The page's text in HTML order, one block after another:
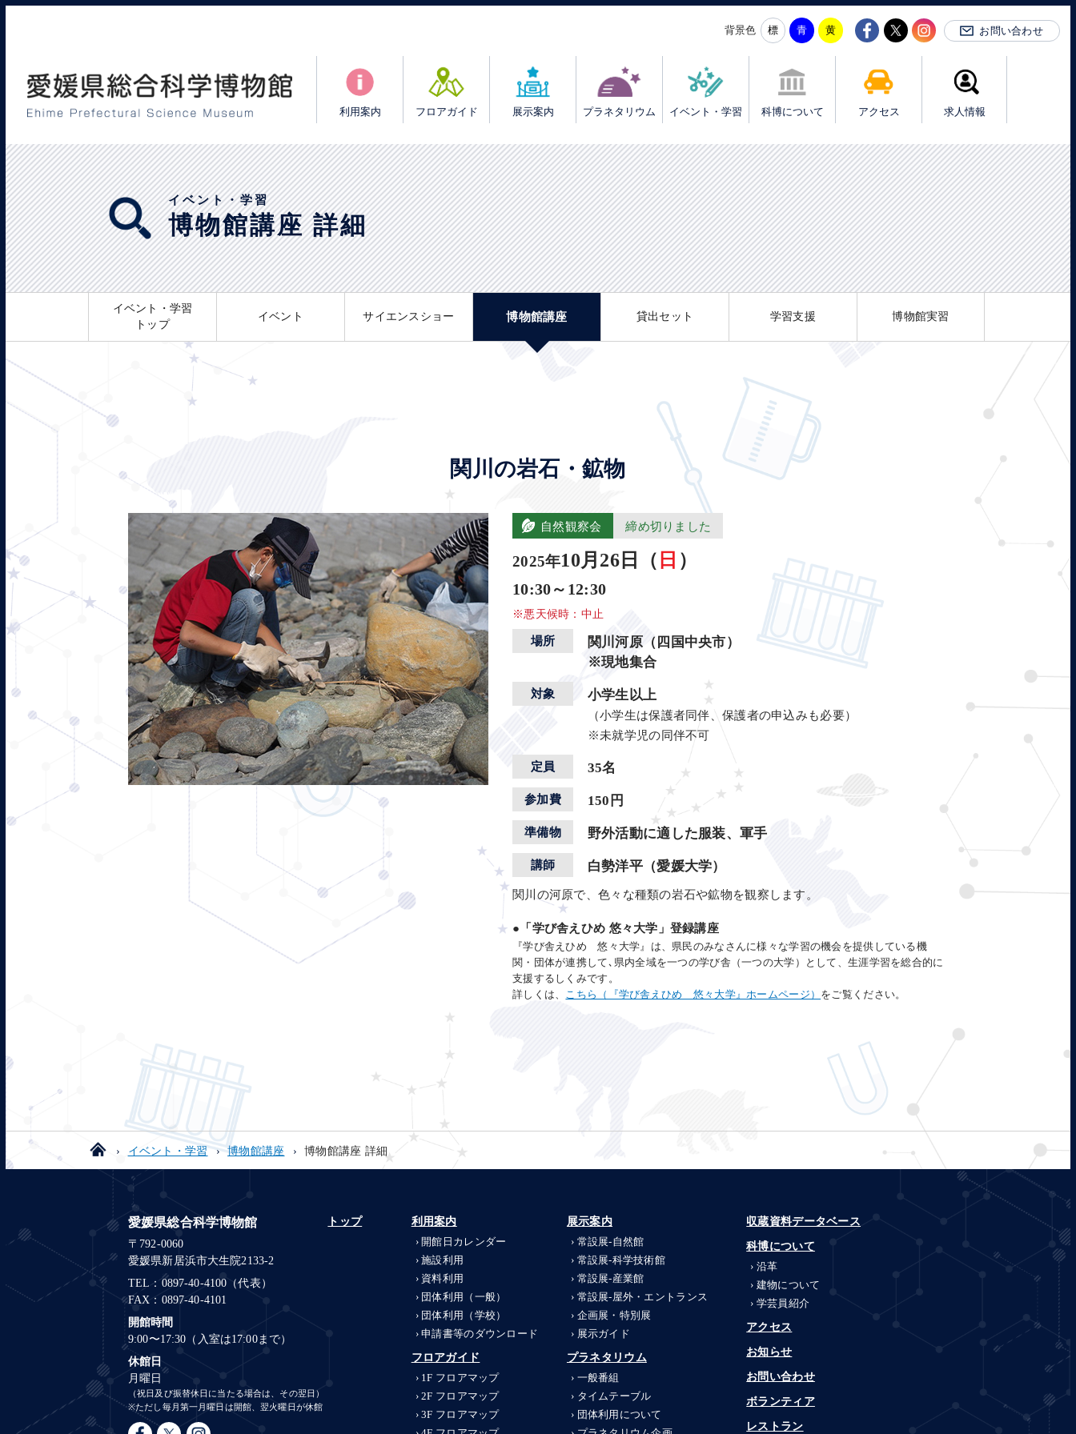
利用案内 フロアガイド 展示案内 プラネタリウム イベント・学習 科博について アクセス 求人情報
背景色 お問い合わせ
イベント・学習
博物館講座 詳細
イベント・学習
トップ
イベント サイエンスショー 博物館講座 貸出セット 学習支援 博物館実習
関川の岩石・鉱物
自然観察会 締め切りました
2025年10月26日（ 日 ）
10:30～12:30
※悪天候時：中止
場所
関川河原（四国中央市）
※現地集合
対象 小学生以上
（小学生は保護者同伴、保護者の申込みも必要）
※未就学児の同伴不可
定員 35名
参加費 150円
準備物 野外活動に適した服装、軍手
講師 白勢洋平（愛媛大学）
関川の河原で、色々な種類の岩石や鉱物を観察します。
●「学び舎えひめ 悠々大学」登録講座
『学び舎えひめ 悠々大学』は、県民のみなさんに様々な学習の機会を提供している機
関・団体が連携して､県内全域を一つの学び舎（一つの大学）として、生涯学習を総合的に
支援するしくみです。
詳しくは、 こちら（『学び舎えひめ 悠々大学』ホームページ） をご覧ください。
イベント・学習 博物館講座 博物館講座 詳細
愛媛県総合科学博物館
〒792-0060
愛媛県新居浜市大生院2133-2
TEL：0897-40-4100（代表）
FAX：0897-40-4101
開館時間
9:00〜17:30（入室は17:00まで）
休館日
月曜日
（祝日及び振替休日に当たる場合は、その翌日）
※ただし毎月第一月曜日は開館、翌火曜日が休館
トップ
利用案内
開館日カレンダー
施設利用
資料利用
団体利用（一般）
団体利用（学校）
申請書等のダウンロード
フロアガイド
1F フロアマップ
2F フロアマップ
3F フロアマップ
展示案内
常設展-自然館
常設展-科学技術館
常設展-産業館
常設展-屋外・エントランス
企画展・特別展
展示ガイド
プラネタリウム
一般番組
タイムテーブル
団体利用について
収蔵資料データベース
科博について
沿革
建物について
学芸員紹介
アクセス
お知らせ
お問い合わせ
ボランティア
レストラン